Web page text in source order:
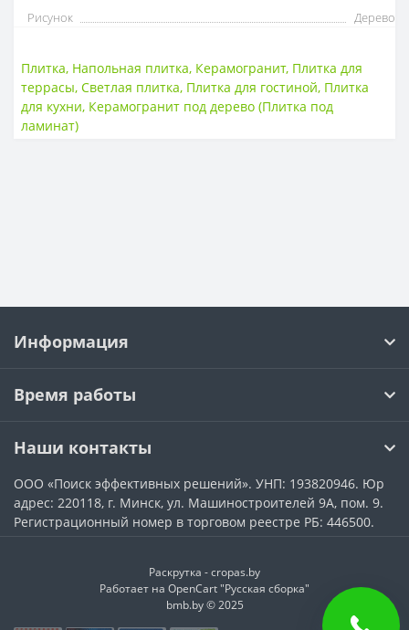
Рисунок Дерево
Плитка, Напольная плитка, Керамогранит, Плитка для
террасы,Светлая плитка, Плитка для гостиной, Плитка
для кухни, Керамогранит под дерево (Плитка под
ламинат)
Информация
Время работы
Наши контакты
ООО «Поиск эффективных решений». УНП: 193820946. Юр
адрес: 220118, г. Минск, ул. Машиностроителей 9А, пом. 9.
Регистрационный номер в торговом реестре РБ: 446500.
Раскрутка -cropas.by
Работает на OpenCart "Русская сборка"
bmb.by © 2025